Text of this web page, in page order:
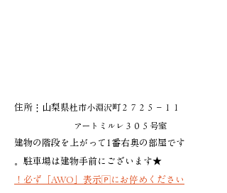
住所⋮山梨県杜市小淵沢町２７２５－１１
アートミルレ３０５号室
建物の階段を上がって1番右奥の部屋です
★駐車場は建物手前にございます。
必ず「AWO」表示🄿にお停めください！